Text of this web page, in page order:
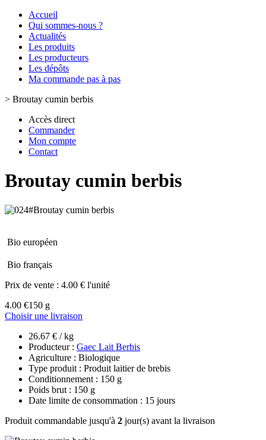
Accueil
Qui sommes-nous ?
Actualités
Les produits
Les producteurs
Les dépôts
Ma commande pas à pas
> Broutay cumin berbis
Accès direct
Commander
Mon compte
Contact
Broutay cumin berbis
Bio européen
Bio français
Prix de vente : 4.00 € l'unité
4.00 €150 g
Choisir une livraison
26.67 € / kg
Producteur : Gaec Lait Berbis
Agriculture : Biologique
Type produit : Produit laitier de brebis
Conditionnement : 150 g
Poids brut : 150 g
Date limite de consommation : 15 jours
Produit commandable jusqu'à 2 jour(s) avant la livraison